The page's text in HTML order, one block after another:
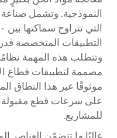
النموذجية. وتشمل صناعة
التطبيقات المتخصصة
وتتطلب هذه المهمة
مصممة لتطبيقات قطاع
موثوقًا عبر هذا النطاق
على سرعات قطع مقبولة
للمشاريع.
غالبًا ما تتضمّن العناصر